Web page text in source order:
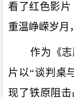
看了红色影
重温峥嵘岁月
作为《
片以“谈判桌
现了铁原阻